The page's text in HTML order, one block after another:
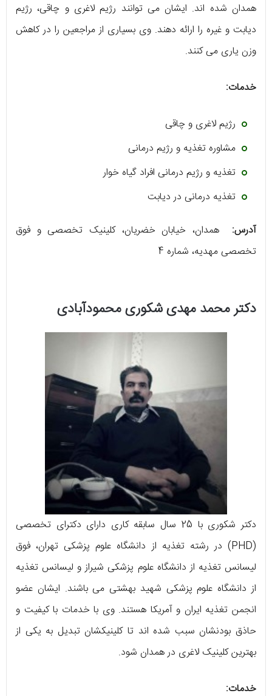
همدان شده اند. ایشان می توانند رژیم لاغری و چاقی، رژیم
دیابت و غیره را ارائه دهند. وی بسیاری از مراجعین را در کاهش
وزن یاری می کنند.
خدمات:
رژیم لاغری و چاقی
مشاوره تغذیه و رژیم درمانی
تغذیه و رژیم درمانی افراد گیاه خوار
تغذیه درمانی در دیابت
آدرس: همدان، خیابان خضریان، کلینیک تخصصی و فوق
تخصصی مهدیه، شماره 4
دکتر محمد مهدی شکوری محمودآبادی
دکتر شکوری با 25 سال سابقه کاری دارای دکترای تخصصی
(PHD) در رشته تغذیه از دانشگاه علوم پزشکی تهران، فوق
لیسانس تغذیه از دانشگاه علوم پزشکی شیراز و لیسانس تغذیه
از دانشگاه علوم پزشکی شهید بهشتی می باشند. ایشان عضو
انجمن تغذیه ایران و آمریکا هستند. وی با خدمات با کیفیت و
حاذق بودنشان سبب شده اند تا کلینیکشان تبدیل به یکی از
بهترین کلینیک لاغری در همدان شود.
خدمات: